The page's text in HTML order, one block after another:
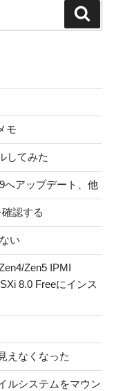
モ
してみた
へアップデート、他
認する
い
Zen5 IPMI
8.0 Freeにインス
えなくなった
ルシステムをマウン